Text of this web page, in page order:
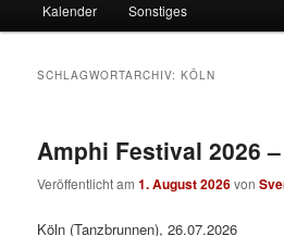
Kalender Sonstiges
SCHLAGWORTARCHIV:KÖLN
Amphi Festival 2026
Veröffentlicht am1. August 2026von
Köln (Tanzbrunnen), 26.07.2026